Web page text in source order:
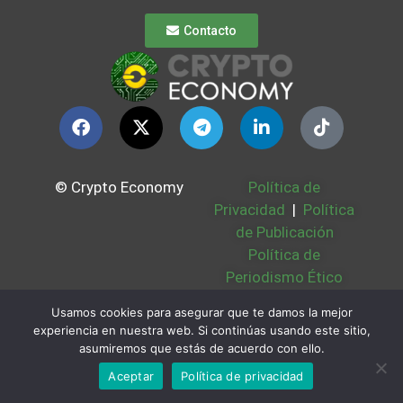
Contacto
© Crypto Economy
Política de
Privacidad | Política
de Publicación
Política de
Periodismo Ético
Bases Legales |
Partners | Sobre
Nosotros
Usamos cookies para asegurar que te damos la mejor
experiencia en nuestra web. Si continúas usando este sitio,
asumiremos que estás de acuerdo con ello.
Aceptar
Política de privacidad